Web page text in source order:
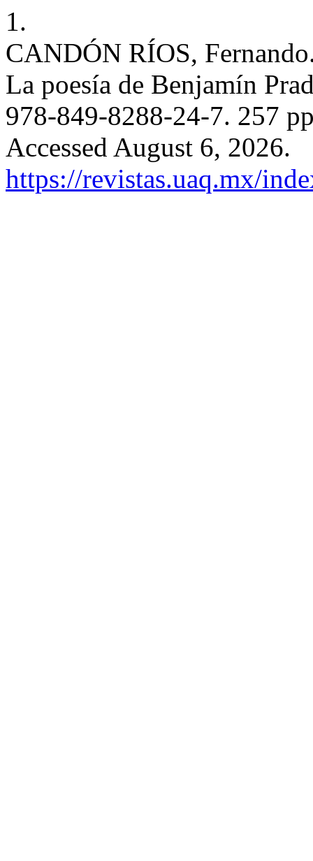
1.
CANDÓN RÍOS,
La poesía de Benjamín
978-849-8288-24-7. 257
Accessed August 6, 2026.
https://revistas.uaq.mx/